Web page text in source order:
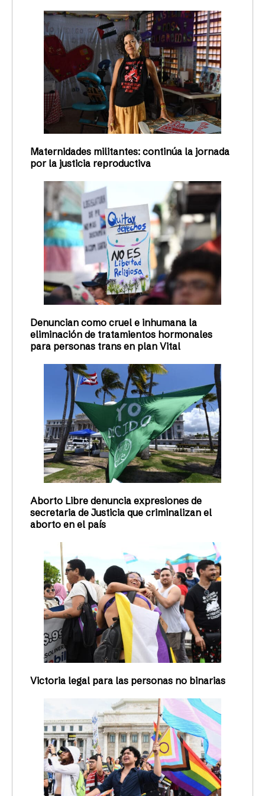
Maternidades militantes: continúa la jornada
por la justicia reproductiva
Denuncian como cruel e inhumana la
eliminación de tratamientos hormonales
para personas trans en plan Vital
Aborto Libre denuncia expresiones de
secretaria de Justicia que criminalizan el
aborto en el país
Victoria legal para las personas no binarias